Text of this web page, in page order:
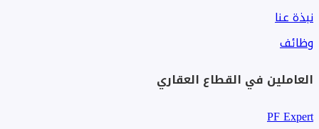
نبذة عنا
وظائف
العاملين في القطاع العقاري
PF Expert